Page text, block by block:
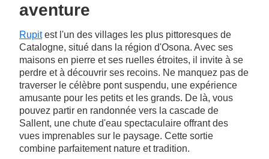
aventure
Rupitest l'un des villages les plus pittoresques de
Catalogne, situé dans la région d'Osona. Avec ses
maisons en pierre et ses ruelles étroites, il invite à se
perdre et à découvrir ses recoins. Ne manquez pas de
traverser le célèbre pont suspendu, une expérience
amusante pour les petits et les grands. De là, vous
pouvez partir en randonnée vers la cascade de
Sallent, une chute d'eau spectaculaire offrant des
vues imprenables sur le paysage. Cette sortie
combine parfaitement nature et tradition.